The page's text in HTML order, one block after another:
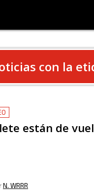
con la
están de
N. WRRR